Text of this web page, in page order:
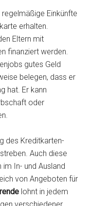
Einkünfte
erhalten.
Eltern mit
finanziert werden.
gutes Geld
belegen, dass er
hat. Er kann
oder
des Kreditkarten-
Auch diese
In- und Ausland
von Angeboten für
lohnt in jedem